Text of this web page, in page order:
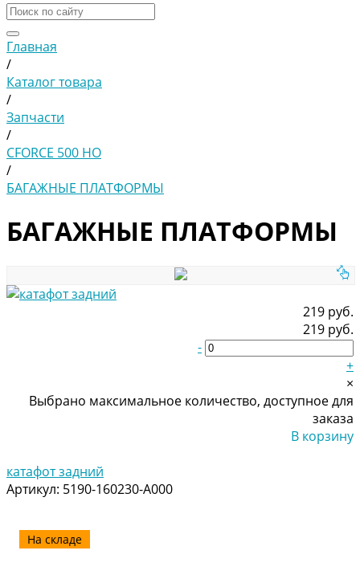
Главная
/
Каталог товара
/
Запчасти
/
CFORCE 500 HO
/
БАГАЖНЫЕ ПЛАТФОРМЫ
БАГАЖНЫЕ ПЛАТФОРМЫ
219 руб.
219 руб.
-
+
×
Выбрано максимальное количество, доступное для
заказа
В корзину
катафот задний
Артикул: 5190-160230-A000
На складе